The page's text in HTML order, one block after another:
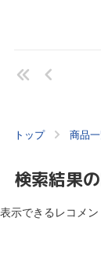
トップ 商品
検索結果
表示できるレコメ